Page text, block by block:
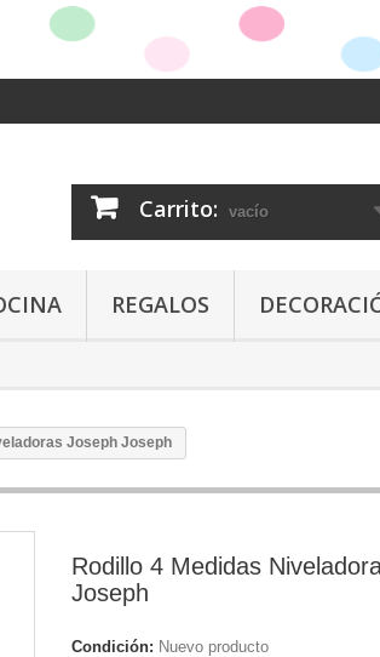
Carrito: vacío
REGALOS
Joseph Joseph
Rodillo 4 Medidas
Joseph
Condición: Nuevo producto